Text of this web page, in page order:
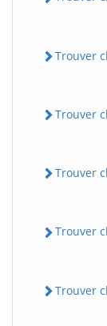
Trouver
Trouver
Trouver
Trouver
Trouver